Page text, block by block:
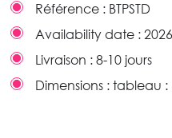
Référence : BTPSTD
Availability date :
Livraison : 8-10 jours
Dimensions : tableau :